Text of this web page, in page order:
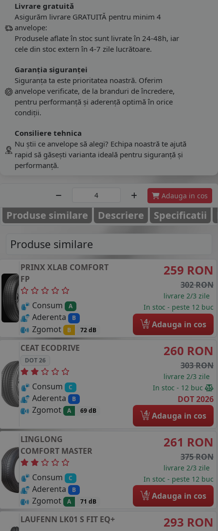
Livrare gratuită
Asigurăm livrare GRATUITĂ pentru minim 4
anvelope:
Produsele aflate în stoc sunt livrate în 24-48h, iar
cele din stoc extern în 4-7 zile lucrătoare.
Garanția siguranței
Siguranța ta este prioritatea noastră. Oferim
anvelope verificate, de la branduri de încredere,
pentru performanță și aderență optimă în orice
condiții.
Consiliere tehnica
Nu știi ce anvelope să alegi? Echipa noastră te ajută
rapid să găsești varianta ideală pentru siguranță și
performanță.
Adauga in cos
Produse similare Descriere Specificatii
Produse similare
PRINX XLAB COMFORT
FP
Consum A
Aderenta B
Zgomot B 72 dB
259 RON
302 RON
livrare 2/3 zile
In stoc - peste 12 buc
4 Adauga in cos
CEAT ECODRIVE
DOT 26
Consum C
Aderenta B
Zgomot A 69 dB
260 RON
303 RON
livrare 2/3 zile
In stoc - 12 buc
DOT 2026
4 Adauga in cos
LINGLONG
COMFORT MASTER
Consum C
Aderenta B
Zgomot A 71 dB
261 RON
375 RON
livrare 2/3 zile
In stoc - peste 12 buc
4 Adauga in cos
LAUFENN LK01 S FIT EQ+ 293 RON